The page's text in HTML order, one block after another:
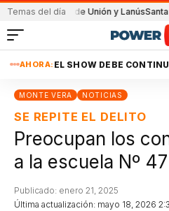
Temas del día
partido de Unión y LanúsSanta Fe
AHORA: EL SHOW DEBE
MONTE VERA NOTICIAS
SE REPITE EL DELITO
Preocupan los
a la escuela Nº
Última actualización: mayo 18, 2026
Publicado: enero 21, 2025